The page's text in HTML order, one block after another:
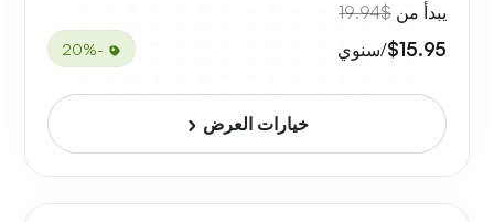
يبدأ من $19.94
$15.95/سنوي -20%
خيارات العرض